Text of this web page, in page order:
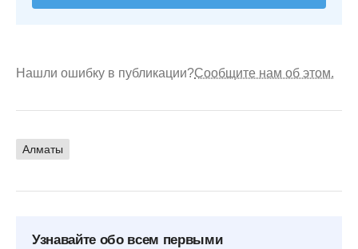
Нашли ошибку в публикации?Сообщите нам об этом.
Алматы
Узнавайте обо всем первыми